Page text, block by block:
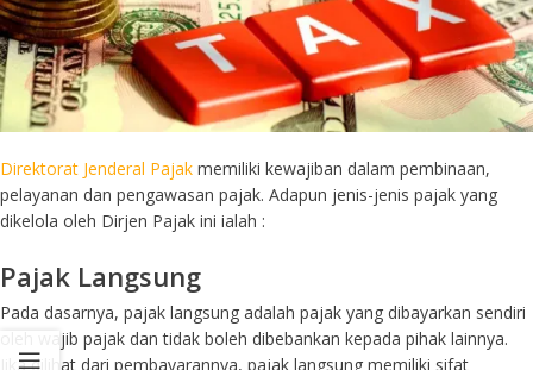
Direktorat Jenderal Pajak memiliki kewajiban dalam pembinaan,
pelayanan dan pengawasan pajak. Adapun jenis-jenis pajak yang
dikelola oleh Dirjen Pajak ini ialah :
Pajak Langsung
Pada dasarnya, pajak langsung adalah pajak yang dibayarkan sendiri
oleh wajib pajak dan tidak boleh dibebankan kepada pihak lainnya.
Jika dilihat dari pembayarannya, pajak langsung memiliki sifat